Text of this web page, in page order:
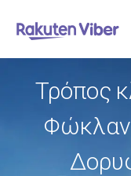
Τρόπος